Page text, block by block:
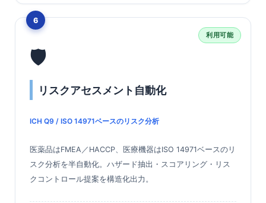
6
利用可能
🛡️
リスクアセスメント自動化
ICH Q9 / ISO 14971ベースのリスク分析
医薬品はFMEA／HACCP、医療機器はISO 14971ベースのリ
スク分析を半自動化。ハザード抽出・スコアリング・リス
クコントロール提案を構造化出力。